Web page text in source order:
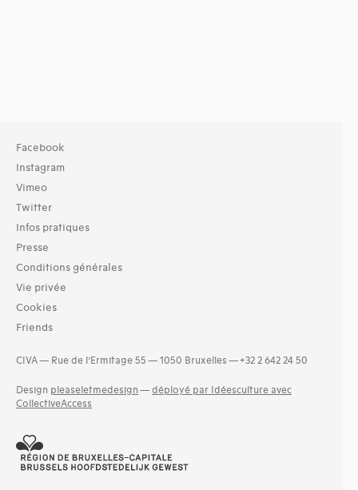
Facebook
Instagram
Vimeo
Twitter
Infos pratiques
Presse
Conditions générales
Vie privée
Cookies
Friends
CIVA — Rue de l’Ermitage 55 — 1050 Bruxelles — +32 2 642 24 50
Design pleaseletmedesign — déployé par Idéesculture avec
CollectiveAccess